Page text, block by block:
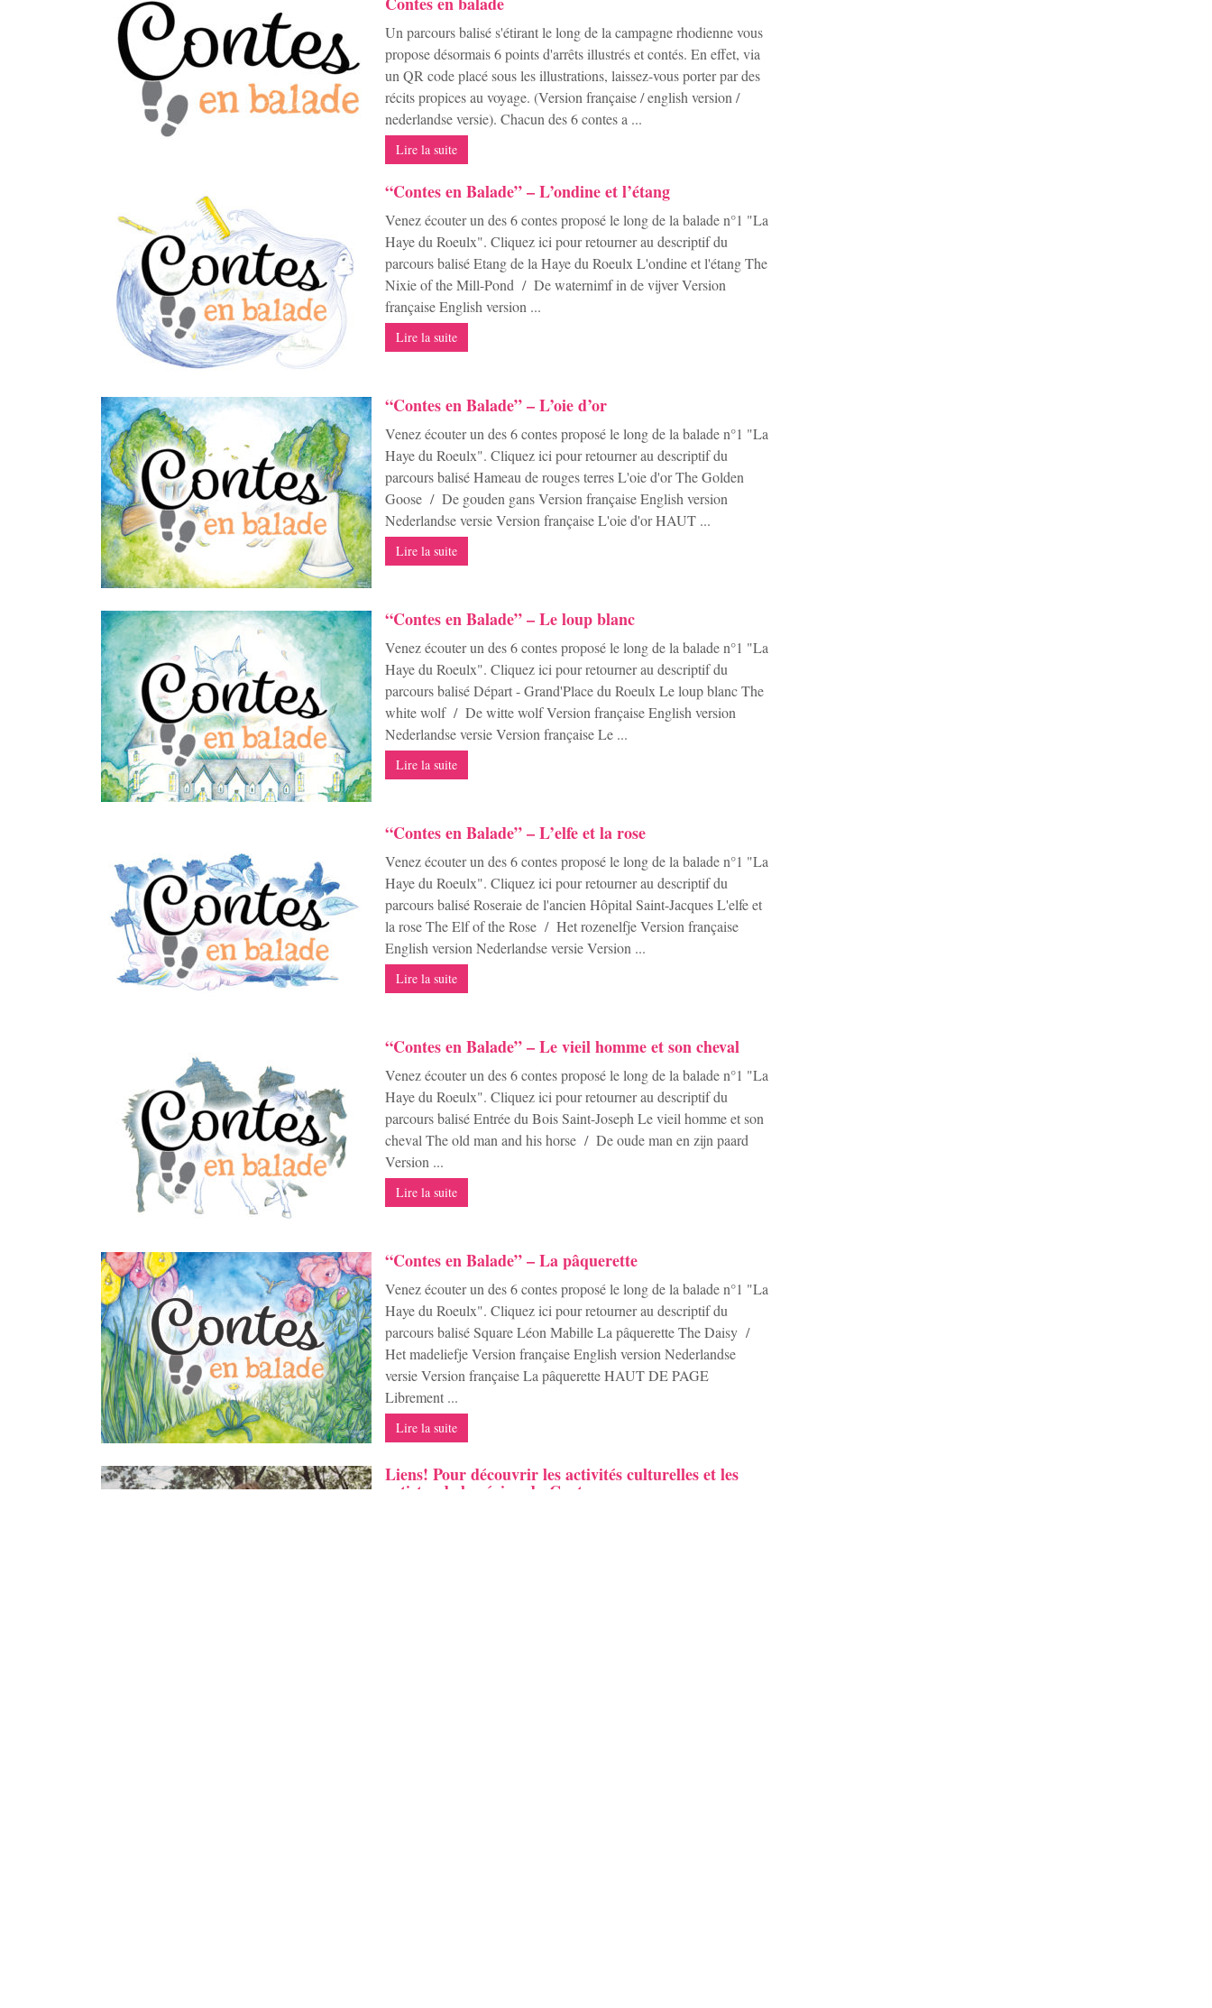
Un parcours balisé s'étirant le long de la campagne rhodienne vous
propose désormais 6 points d'arrêts illustrés et contés. En effet, via
un QR code placé sous les illustrations, laissez-vous porter par des
récits propices au voyage. (Version française / english version /
nederlandse versie). Chacun des 6 contes a ...
Lire la suite
“Contes en Balade” – L’ondine et l’étang
Venez écouter un des 6 contes proposé le long de la balade n°1 "La
Haye du Roeulx". Cliquez ici pour retourner au descriptif du
parcours balisé Etang de la Haye du Roeulx L'ondine et l'étang The
Nixie of the Mill-Pond / De waternimf in de vijver Version
française English version ...
Lire la suite
“Contes en Balade” – L’oie d’or
Venez écouter un des 6 contes proposé le long de la balade n°1 "La
Haye du Roeulx". Cliquez ici pour retourner au descriptif du
parcours balisé Hameau de rouges terres L'oie d'or The Golden
Goose / De gouden gans Version française English version
Nederlandse versie Version française L'oie d'or HAUT ...
Lire la suite
“Contes en Balade” – Le loup blanc
Venez écouter un des 6 contes proposé le long de la balade n°1 "La
Haye du Roeulx". Cliquez ici pour retourner au descriptif du
parcours balisé Départ - Grand'Place du Roeulx Le loup blanc The
white wolf / De witte wolf Version française English version
Nederlandse versie Version française Le ...
Lire la suite
“Contes en Balade” – L’elfe et la rose
Venez écouter un des 6 contes proposé le long de la balade n°1 "La
Haye du Roeulx". Cliquez ici pour retourner au descriptif du
parcours balisé Roseraie de l'ancien Hôpital Saint-Jacques L'elfe et
la rose The Elf of the Rose / Het rozenelfje Version française
English version Nederlandse versie Version ...
Lire la suite
“Contes en Balade” – Le vieil homme et son cheval
Venez écouter un des 6 contes proposé le long de la balade n°1 "La
Haye du Roeulx". Cliquez ici pour retourner au descriptif du
parcours balisé Entrée du Bois Saint-Joseph Le vieil homme et son
cheval The old man and his horse / De oude man en zijn paard
Version ...
Lire la suite
“Contes en Balade” – La pâquerette
Venez écouter un des 6 contes proposé le long de la balade n°1 "La
Haye du Roeulx". Cliquez ici pour retourner au descriptif du
parcours balisé Square Léon Mabille La pâquerette The Daisy /
Het madeliefje Version française English version Nederlandse
versie Version française La pâquerette HAUT DE PAGE
Librement ...
Lire la suite
Liens! Pour découvrir les activités culturelles et les
artistes de la région du Centre